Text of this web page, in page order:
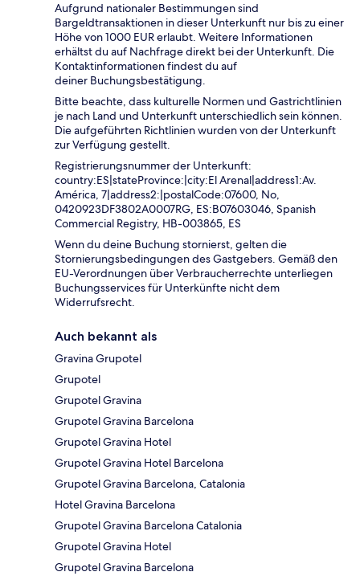
Aufgrund nationaler Bestimmungen sind
Bargeldtransaktionen in dieser Unterkunft nur bis zu einer
Höhe von 1000 EUR erlaubt. Weitere Informationen
erhältst du auf Nachfrage direkt bei der Unterkunft. Die
Kontaktinformationen findest du auf
deiner Buchungsbestätigung.
Bitte beachte, dass kulturelle Normen und Gastrichtlinien
je nach Land und Unterkunft unterschiedlich sein können.
Die aufgeführten Richtlinien wurden von der Unterkunft
zur Verfügung gestellt.
Registrierungsnummer der Unterkunft:
country:ES|stateProvince:|city:El Arenal|address1:Av.
América, 7|address2:|postalCode:07600, No,
0420923DF3802A0007RG, ES:B07603046, Spanish
Commercial Registry, HB-003865, ES
Wenn du deine Buchung stornierst, gelten die
Stornierungsbedingungen des Gastgebers. Gemäß den
EU-Verordnungen über Verbraucherrechte unterliegen
Buchungsservices für Unterkünfte nicht dem
Widerrufsrecht.
Auch bekannt als
Gravina Grupotel
Grupotel
Grupotel Gravina
Grupotel Gravina Barcelona
Grupotel Gravina Hotel
Grupotel Gravina Hotel Barcelona
Grupotel Gravina Barcelona, Catalonia
Hotel Gravina Barcelona
Grupotel Gravina Barcelona Catalonia
Grupotel Gravina Hotel
Grupotel Gravina Barcelona